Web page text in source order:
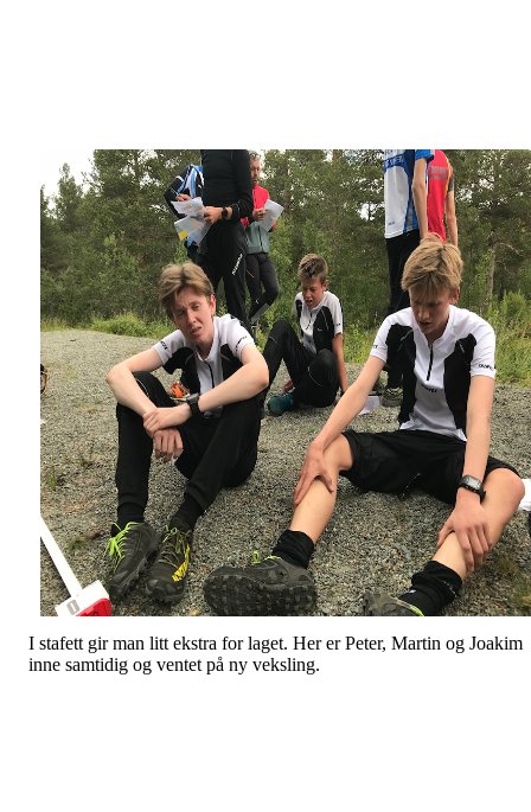
I stafett gir man litt ekstra for laget. Her er Peter, Martin og Joakim
inne samtidig og ventet på ny veksling.